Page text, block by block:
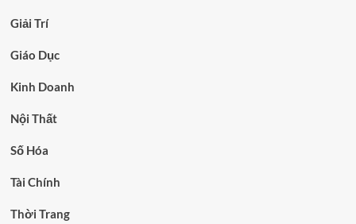
Giải Trí
Giáo Dục
Kinh Doanh
Nội Thất
Số Hóa
Tài Chính
Thời Trang